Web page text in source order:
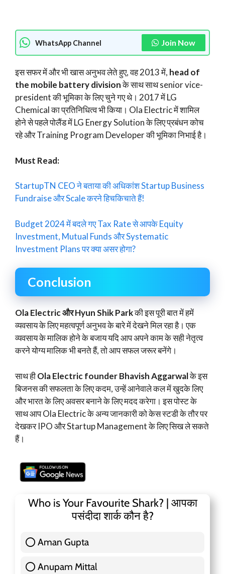
WhatsApp Channel Join Now
इस सफर में और भी खास अनुभव लेते हुए, वह 2013 में, head of
the mobile battery divisionके साथ साथ senior vice-
president की भूमिका के लिए चुने गए थे। 2017 में LG
Chemical का प्रतिनिधित्व भी किया। Ola Electric में शामिल
होने से पहले पोलैंड में LG Energy Solution के लिए प्रबंधन कोच
रहे और Training Program Developer की भूमिका निभाई है।
Must Read:
StartupTN CEO ने बताया की अधिकांश Startup Business
Fundraise और Scale करने हिचकिचाते हैं!
Budget 2024 में बदले गए Tax Rate से आपके Equity
Investment, Mutual Funds और Systematic
Investment Plans पर क्या असर होगा?
Conclusion
Ola Electric और Hyun Shik Parkकी इस पूरी बात में हमें
व्यवसाय के लिए महत्वपूर्ण अनुभव के बारे में देखने मिल रहा है। एक
व्यवसाय के मालिक होने के बजाय यदि आप अपने काम के सही नेतृत्व
करने योग्य मालिक भी बनते हैं, तो आप सफल जरूर बनेंगे।
साथ हीOla Electric founder Bhavish Aggarwalके इस
बिजनस की सफलता के लिए कदम, उन्हें आनेवाले कल में खुदके लिए
और भारत के लिए अवसर बनाने के लिए मदद करेगा। इस पोस्ट के
साथ आप Ola Electric के अन्य जानकारी को केस स्टडी के तौर पर
देखकर IPO और Startup Management के लिए सिख ले सकते
हैं।
Who is Your Favourite Shark? | आपका
पसंदीदा शार्क कौन है?
Aman Gupta
Anupam Mittal